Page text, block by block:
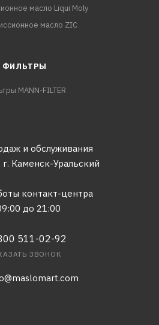
масло Liqui Moly
масло ZIC
ФИЛЬТРЫ
MANN-FILTER
и обслуживания
г. Каменск-Уральский
контакт-центра
до 21:00
511-02-92
ЗВОНОК